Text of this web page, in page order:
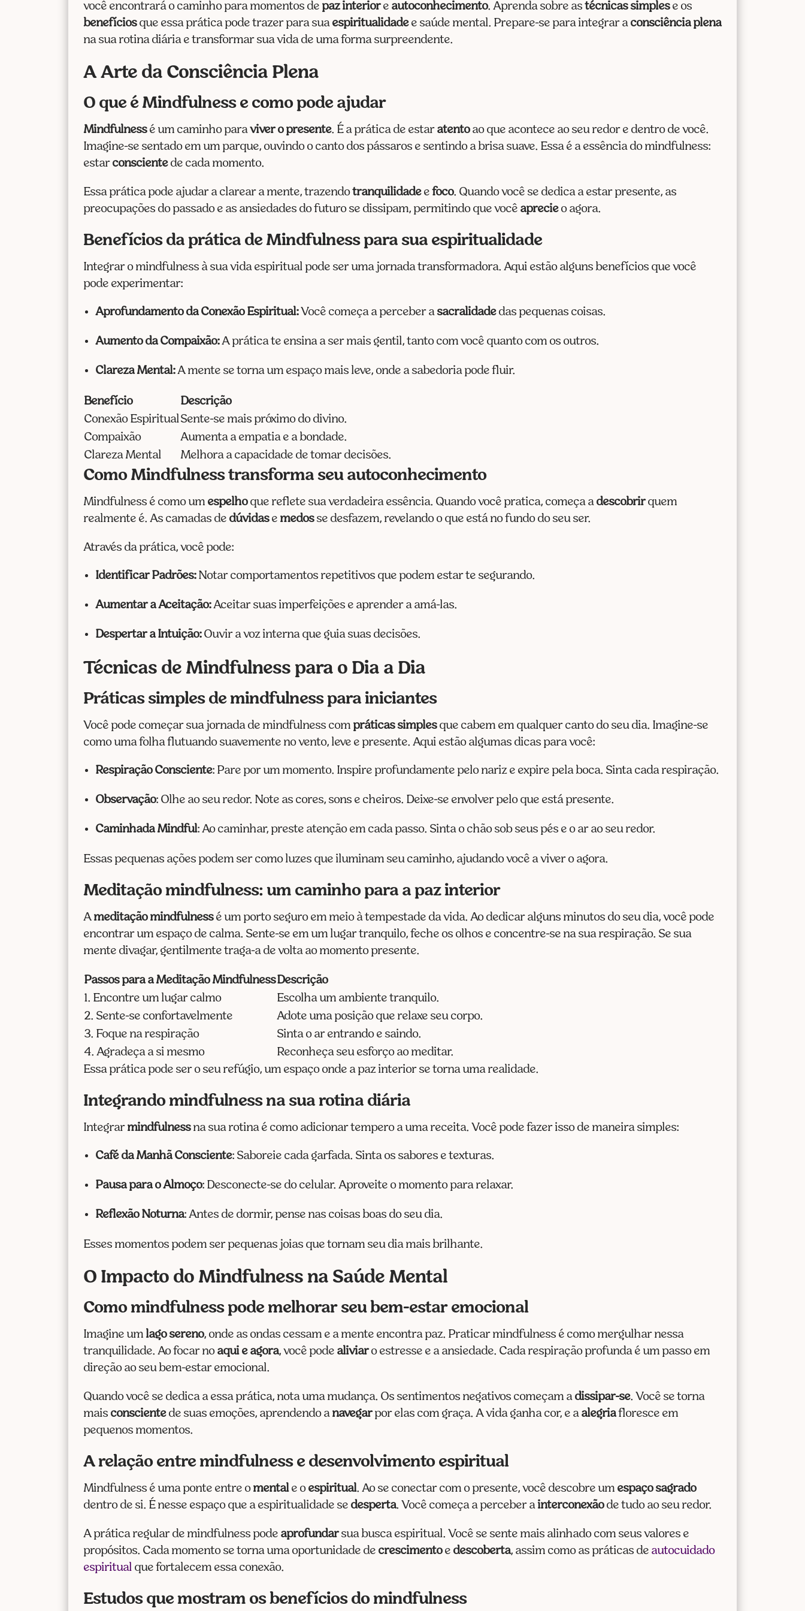
cima
ou
diminuir
o
volume.
você encontrará o caminho para momentos de paz interiore autoconhecimento. Aprenda sobre astécnicas simplese os
benefíciosque essa prática pode trazer para sua espiritualidadee saúde mental. Prepare-se para integrar a consciência plena
na sua rotina diária e transformar sua vida de uma forma surpreendente.
A Arte da Consciência Plena
O que é Mindfulness e como pode ajudar
Mindfulnessé um caminho paraviver o presente. É a prática de estar atentoao que acontece ao seu redor e dentro de você.
Imagine-se sentado em um parque, ouvindo o canto dos pássaros e sentindo a brisa suave. Essa é a essência do mindfulness:
estar conscientede cada momento.
Essa prática pode ajudar a clarear a mente, trazendotranquilidadeefoco. Quando você se dedica a estar presente, as
preocupações do passado e as ansiedades do futuro se dissipam, permitindo que você aprecieo agora.
Benefícios da prática de Mindfulness para sua espiritualidade
Integrar o mindfulness à sua vida espiritual pode ser uma jornada transformadora. Aqui estão alguns benefícios que você
pode experimentar:
Aprofundamento da Conexão Espiritual:Você começa a perceber asacralidadedas pequenas coisas.
Aumento da Compaixão:A prática te ensina a ser mais gentil, tanto com você quanto com os outros.
Clareza Mental:A mente se torna um espaço mais leve, onde a sabedoria pode fluir.
Benefício
Descrição
Conexão EspiritualSente-se mais próximo do divino.
Compaixão
Aumenta a empatia e a bondade.
Clareza Mental
Melhora a capacidade de tomar decisões.
Como Mindfulness transforma seu autoconhecimento
Mindfulness é como um espelhoque reflete sua verdadeira essência. Quando você pratica, começa a descobrirquem
realmente é. As camadas de dúvidase medosse desfazem, revelando o que está no fundo do seu ser.
Através da prática, você pode:
Identificar Padrões:Notar comportamentos repetitivos que podem estar te segurando.
Aumentar a Aceitação:Aceitar suas imperfeições e aprender a amá-las.
Despertar a Intuição:Ouvir a voz interna que guia suas decisões.
Técnicas de Mindfulness para o Dia a Dia
Práticas simples de mindfulness para iniciantes
Você pode começar sua jornada de mindfulness com práticas simplesque cabem em qualquer canto do seu dia. Imagine-se
como uma folha flutuando suavemente no vento, leve e presente. Aqui estão algumas dicas para você:
Respiração Consciente: Pare por um momento. Inspire profundamente pelo nariz e expire pela boca. Sinta cada respiração.
Observação: Olhe ao seu redor. Note as cores, sons e cheiros. Deixe-se envolver pelo que está presente.
Caminhada Mindful: Ao caminhar, preste atenção em cada passo. Sinta o chão sob seus pés e o ar ao seu redor.
Essas pequenas ações podem ser como luzes que iluminam seu caminho, ajudando você a viver o agora.
Meditação mindfulness: um caminho para a paz interior
A meditação mindfulnessé um porto seguro em meio à tempestade da vida. Ao dedicar alguns minutos do seu dia, você pode
encontrar um espaço de calma. Sente-se em um lugar tranquilo, feche os olhos e concentre-se na sua respiração. Se sua
mente divagar, gentilmente traga-a de volta ao momento presente.
Passos para a Meditação MindfulnessDescrição
1. Encontre um lugar calmo
Escolha um ambiente tranquilo.
2. Sente-se confortavelmente
Adote uma posição que relaxe seu corpo.
3. Foque na respiração
Sinta o ar entrando e saindo.
4. Agradeça a si mesmo
Reconheça seu esforço ao meditar.
Essa prática pode ser o seu refúgio, um espaço onde a paz interior se torna uma realidade.
Integrando mindfulness na sua rotina diária
Integrar mindfulnessna sua rotina é como adicionar tempero a uma receita. Você pode fazer isso de maneira simples:
Café da Manhã Consciente: Saboreie cada garfada. Sinta os sabores e texturas.
Pausa para o Almoço: Desconecte-se do celular. Aproveite o momento para relaxar.
Reflexão Noturna: Antes de dormir, pense nas coisas boas do seu dia.
Esses momentos podem ser pequenas joias que tornam seu dia mais brilhante.
O Impacto do Mindfulness na Saúde Mental
Como mindfulness pode melhorar seu bem-estar emocional
Imagine um lago sereno, onde as ondas cessam e a mente encontra paz. Praticar mindfulness é como mergulhar nessa
tranquilidade. Ao focar no aqui e agora, você pode aliviaro estresse e a ansiedade. Cada respiração profunda é um passo em
direção ao seu bem-estar emocional.
Quando você se dedica a essa prática, nota uma mudança. Os sentimentos negativos começam a dissipar-se. Você se torna
mais conscientede suas emoções, aprendendo a navegarpor elas com graça. A vida ganha cor, e a alegriafloresce em
pequenos momentos.
A relação entre mindfulness e desenvolvimento espiritual
Mindfulness é uma ponte entre o mentale o espiritual. Ao se conectar com o presente, você descobre um espaço sagrado
dentro de si. É nesse espaço que a espiritualidade se desperta. Você começa a perceber a interconexãode tudo ao seu redor.
A prática regular de mindfulness pode aprofundarsua busca espiritual. Você se sente mais alinhado com seus valores e
propósitos. Cada momento se torna uma oportunidade de crescimentoe descoberta, assim como as práticas de autocuidado
espiritual que fortalecem essa conexão.
Estudos que mostram os benefícios do mindfulness